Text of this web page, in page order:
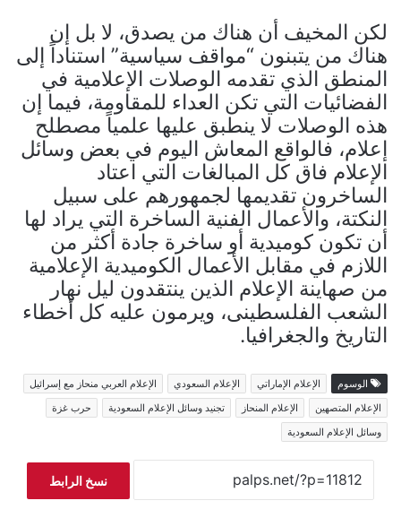
لكن المخيف أن هناك من يصدق، لا بل إن
هناك من يتبنون “مواقف سياسية” استناداً إلى
المنطق الذي تقدمه الوصلات الإعلامية في
الفضائيات التي تكن العداء للمقاومة، فيما إن
هذه الوصلات لا ينطبق عليها علمياً مصطلح
إعلام، فالواقع المعاش اليوم في بعض وسائل
الإعلام فاق كل المبالغات التي اعتاد
الساخرون تقديمها لجمهورهم على سبيل
النكتة، والأعمال الفنية الساخرة التي يراد لها
أن تكون كوميدية أو ساخرة جادة أكثر من
اللازم في مقابل الأعمال الكوميدية الإعلامية
من صهاينة الإعلام الذين ينتقدون ليل نهار
الشعب الفلسطينى، ويرمون عليه كل أخطاء
التاريخ والجغرافيا.
الوسوم الإعلام الإماراتي الإعلام السعودي
الإعلام العربي منحاز مع إسرائيل
الإعلام المتصهين
الإعلام المنحاز تجنيد وسائل الإعلام السعودية
حرب غزة
وسائل الإعلام السعودية
نسخ الرابط